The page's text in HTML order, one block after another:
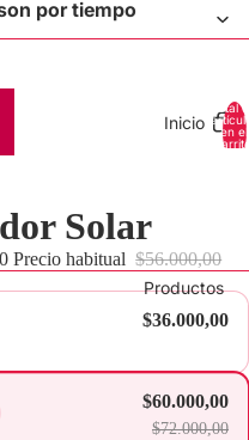
por tiempo
Inicio
Productos
Total
en el
Solar
Precio habitual $56.000,00
$36.000,00
$60.000,00
$72.000,00